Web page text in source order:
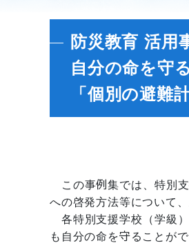
防災教育 活
自分の命を守
「個別の避難
この事例集では、特別
への啓発方法等について
各特別支援学校（学級
も自分の命を守ることが